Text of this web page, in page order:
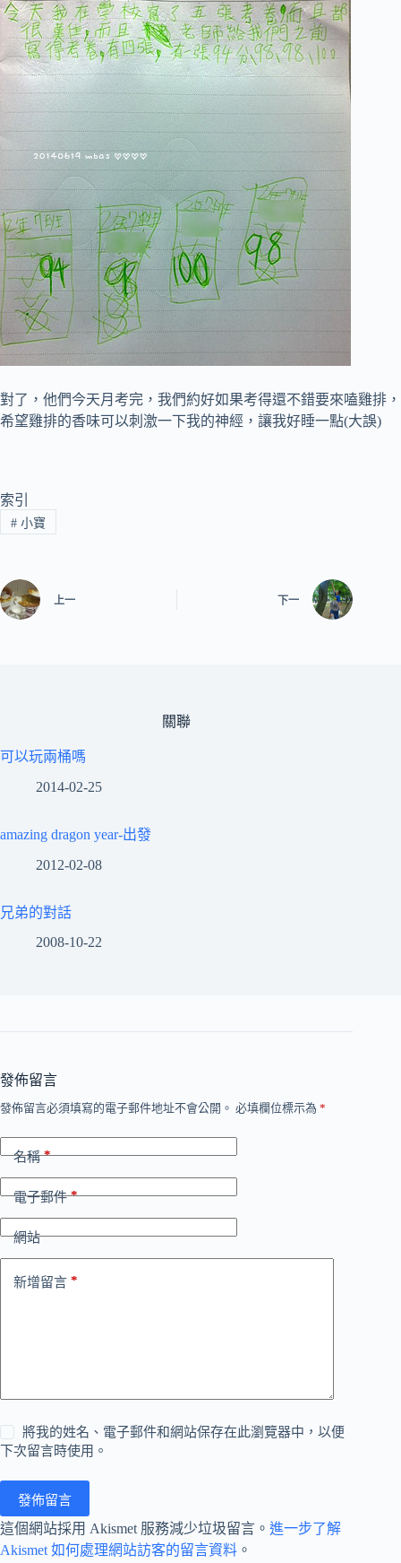
對了，他們今天月考完，我們約好如果考得還不錯要來嗑雞排，
希望雞排的香味可以刺激一下我的神經，讓我好睡一點(大誤)
索引
#小寶
上一 下一
關聯
可以玩兩桶嗎
2014-02-25
amazing dragon year-出發
2012-02-08
兄弟的對話
2008-10-22
發佈留言
發佈留言必須填寫的電子郵件地址不會公開。 必填欄位標示為 *
名稱*
電子郵件*
網站
新增留言 *
將我的姓名、電子郵件和網站保存在此瀏覽器中，以便
下次留言時使用。
發佈留言
這個網站採用 Akismet 服務減少垃圾留言。 進一步了解
Akismet 如何處理網站訪客的留言資料 。